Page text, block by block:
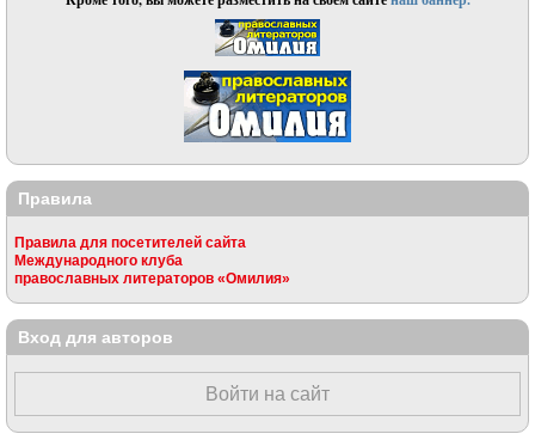
Правила
Правила для посетителей сайта
Международного клуба
православных литераторов «Омилия»
Вход для авторов
Войти на сайт